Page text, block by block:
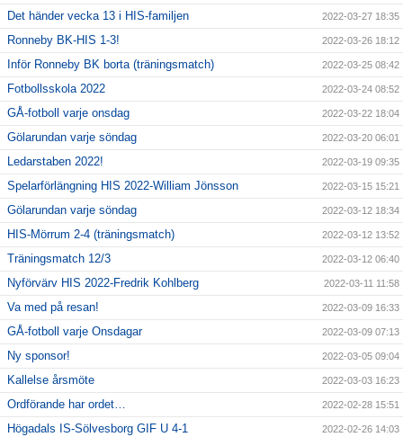
Det händer vecka 13 i HIS-familjen 2022-03-27 18:35
Ronneby BK-HIS 1-3! 2022-03-26 18:12
Inför Ronneby BK borta (träningsmatch) 2022-03-25 08:42
Fotbollsskola 2022 2022-03-24 08:52
GÅ-fotboll varje onsdag 2022-03-22 18:04
Gölarundan varje söndag 2022-03-20 06:01
Ledarstaben 2022! 2022-03-19 09:35
Spelarförlängning HIS 2022-William Jönsson 2022-03-15 15:21
Gölarundan varje söndag 2022-03-12 18:34
HIS-Mörrum 2-4 (träningsmatch) 2022-03-12 13:52
Träningsmatch 12/3 2022-03-12 06:40
Nyförvärv HIS 2022-Fredrik Kohlberg 2022-03-11 11:58
Va med på resan! 2022-03-09 16:33
GÅ-fotboll varje Onsdagar 2022-03-09 07:13
Ny sponsor! 2022-03-05 09:04
Kallelse årsmöte 2022-03-03 16:23
Ordförande har ordet… 2022-02-28 15:51
Högadals IS-Sölvesborg GIF U 4-1 2022-02-26 14:03